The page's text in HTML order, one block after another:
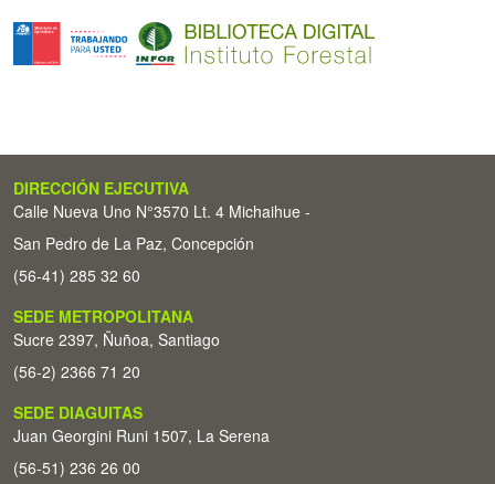
DIRECCIÓN EJECUTIVA
Calle Nueva Uno N°3570 Lt. 4 Michaihue -
San Pedro de La Paz, Concepción
(56-41) 285 32 60
SEDE METROPOLITANA
Sucre 2397, Ñuñoa, Santiago
(56-2) 2366 71 20
SEDE DIAGUITAS
Juan Georgini Runi 1507, La Serena
(56-51) 236 26 00